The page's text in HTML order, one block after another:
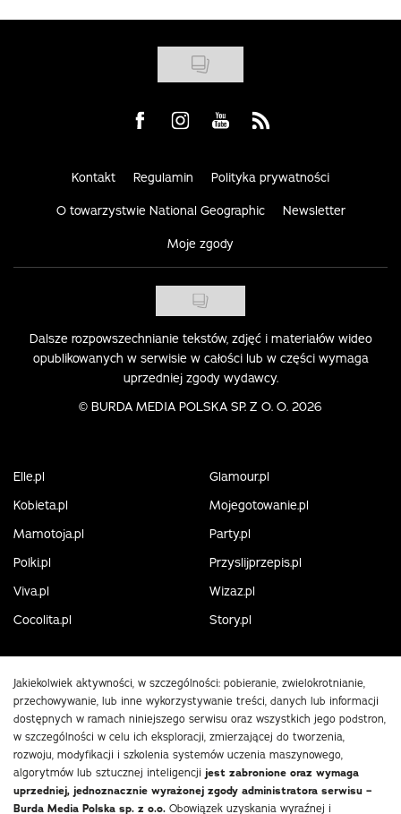
Visit us on Facebook
Visit us on Instagram
Visit us on Youtube
Visit us on Rss
Kontakt Regulamin Polityka prywatności
O towarzystwie National Geographic Newsletter
Moje zgody
Dalsze rozpowszechnianie tekstów, zdjęć i materiałów wideo
opublikowanych w serwisie w całości lub w części wymaga
uprzedniej zgody wydawcy.
© BURDA MEDIA POLSKA SP. Z O. O. 2026
Elle.pl
Glamour.pl
Kobieta.pl
Mojegotowanie.pl
Mamotoja.pl
Party.pl
Polki.pl
Przyslijprzepis.pl
Viva.pl
Wizaz.pl
Cocolita.pl
Story.pl
Jakiekolwiek aktywności, w szczególności: pobieranie, zwielokrotnianie,
przechowywanie, lub inne wykorzystywanie treści, danych lub informacji
dostępnych w ramach niniejszego serwisu oraz wszystkich jego podstron,
w szczególności w celu ich eksploracji, zmierzającej do tworzenia,
rozwoju, modyfikacji i szkolenia systemów uczenia maszynowego,
algorytmów lub sztucznej inteligencji jest zabronione oraz wymaga
uprzedniej, jednoznacznie wyrażonej zgody administratora serwisu –
Burda Media Polska sp. z o.o. Obowiązek uzyskania wyraźnej i